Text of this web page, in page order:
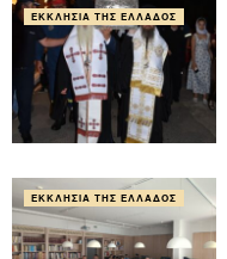
ΕΚΚΛΗΣΊΑ ΤΗΣ ΕΛΛΆΔΟΣ
ΕΚΚΛΗΣΊΑ ΤΗΣ ΕΛΛΆΔΟΣ